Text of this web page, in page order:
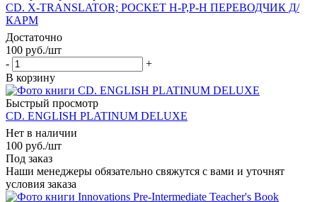
CD. X-TRANSLATOR; POCKET Н-Р,Р-Н ПЕРЕВОДЧИК Д/
КАРМ
Достаточно
100 руб./шт
-
+
В корзину
Быстрый просмотр
CD. ENGLISH PLATINUM DELUXE
Нет в наличии
100 руб./шт
Под заказ
Наши менеджеры обязательно свяжутся с вами и уточнят
условия заказа